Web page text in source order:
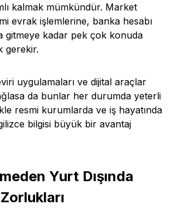
kalmak mümkündür. Market
evrak işlemlerine, banka hesabı
gitmeye kadar pek çok konuda
gerekir.
uygulamaları ve dijital araçlar
da bunlar her durumda yeterli
resmi kurumlarda ve iş hayatında
bilgisi büyük bir avantaj
Yurt Dışında